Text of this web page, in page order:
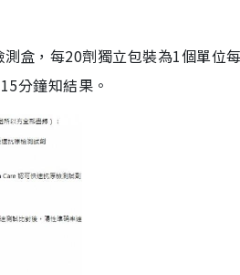
盒，每20劑獨立包裝為1個單位
分鐘知結果。